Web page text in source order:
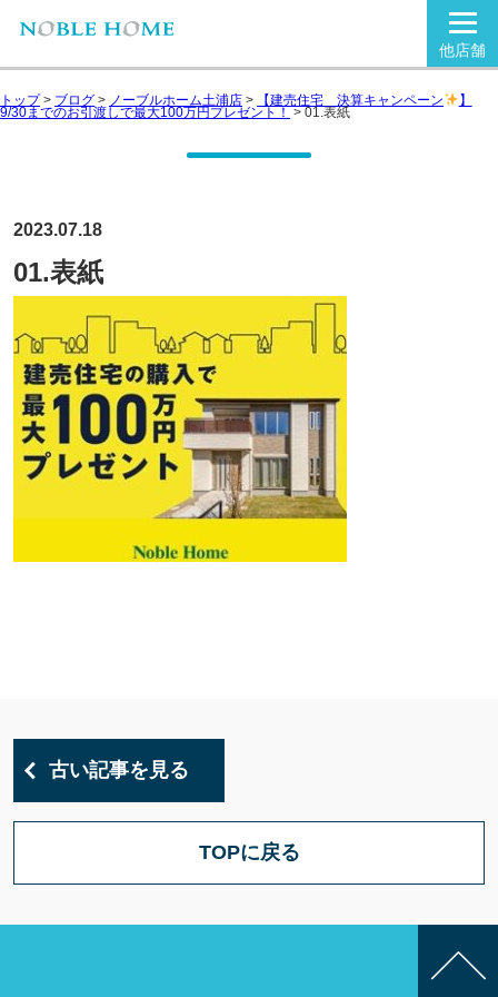
他店舗
トップ> ブログ > ノーブルホーム土浦店 > 【建売住宅 決算キャンペーン 】
9/30までのお引渡しで最大100万円プレゼント！>01.表紙
2023.07.18
01.表紙
古い記事を見る
TOPに戻る